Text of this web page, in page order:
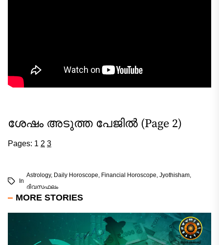
ശേഷം അടുത്ത പേജിൽ (Page 2)
Pages: 1 2 3
In
Astrology, Daily Horoscope, Financial Horoscope, Jyothisham,
ദിവസഫലം
MORE STORIES